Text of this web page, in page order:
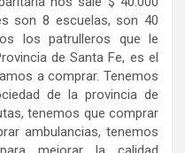
son 8 escuelas, son 40
los patrulleros que le
de Santa Fe, es el
a comprar. Tenemos
de la provincia de
tenemos que comprar
ambulancias, tenemos